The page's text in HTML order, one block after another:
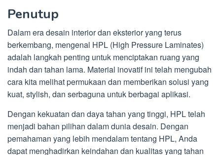
Penutup
Dalam era desain interior dan eksterior yang terus
berkembang, mengenal HPL (High Pressure Laminates)
adalah langkah penting untuk menciptakan ruang yang
indah dan tahan lama. Material inovatif ini telah mengubah
cara kita melihat permukaan dan memberikan solusi yang
kuat, stylish, dan serbaguna untuk berbagai aplikasi.
Dengan kekuatan dan daya tahan yang tinggi, HPL telah
menjadi bahan pilihan dalam dunia desain. Dengan
pemahaman yang lebih mendalam tentang HPL, Anda
dapat menghadirkan keindahan dan kualitas yang tahan